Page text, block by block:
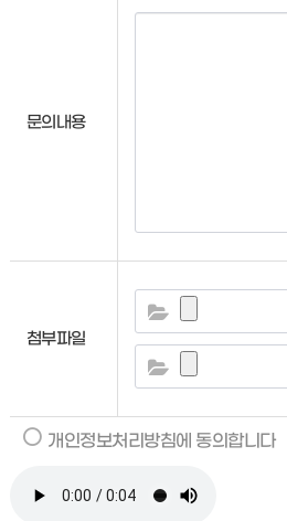
문의내용
첨부파일
개인정보처리방침에 동의합니다